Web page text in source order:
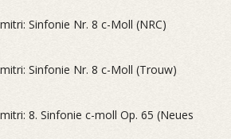
Sinfonie Nr. 8 c-Moll (NRC)
Sinfonie Nr. 8 c-Moll (Trouw)
8. Sinfonie c-moll Op. 65 (Neues